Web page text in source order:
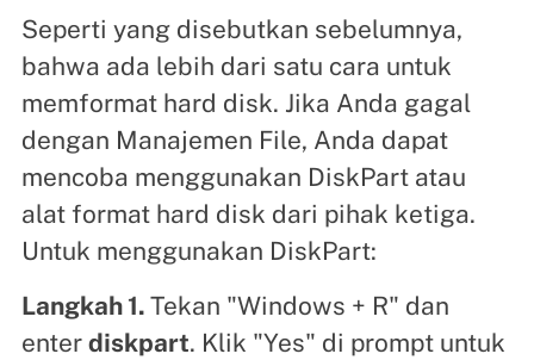
Seperti yang disebutkan sebelumnya,
bahwa ada lebih dari satu cara untuk
memformat hard disk. Jika Anda gagal
dengan Manajemen File, Anda dapat
mencoba menggunakan DiskPart atau
alat format hard disk dari pihak ketiga.
Untuk menggunakan DiskPart:
Langkah 1. Tekan "Windows + R" dan
enter diskpart. Klik "Yes" di prompt untuk